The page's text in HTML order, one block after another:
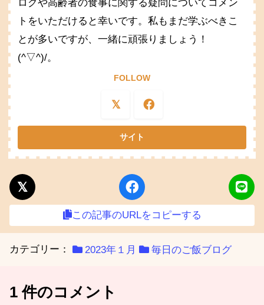
ログや高齢者の食事に関する疑問についてコメン
トをいただけると幸いです。私もまだ学ぶべきこ
とが多いですが、一緒に頑張りましょう！
(^▽^)/。
FOLLOW
この記事のURLをコピーする
カテゴリー： 2023年１月 毎日のご飯ブログ
1 件のコメント